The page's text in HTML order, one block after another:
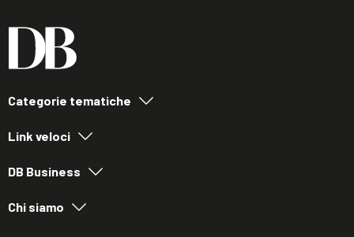
Categorie tematiche
Link veloci
DB Business
Chi siamo